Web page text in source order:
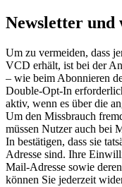
Newsletter und
Um zu vermeiden, dass
VCD erhält, ist bei der
– wie beim Abonnieren
Double-Opt-In
aktiv, wenn es über die
Um den Missbrauch
müssen Nutzer auch bei
In bestätigen, dass sie
Adresse sind. Ihre
Mail-Adresse sowie
können Sie jederzeit